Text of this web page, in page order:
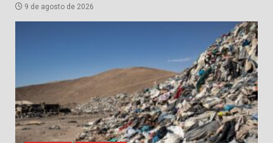
9 de agosto de 2026